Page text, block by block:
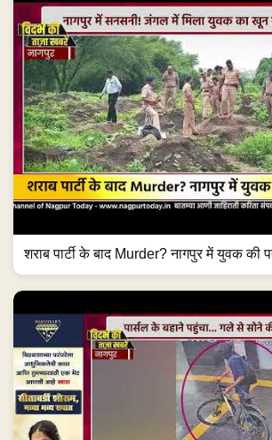
शराब पार्टी के बाद Murder? नागपुर में युवक की